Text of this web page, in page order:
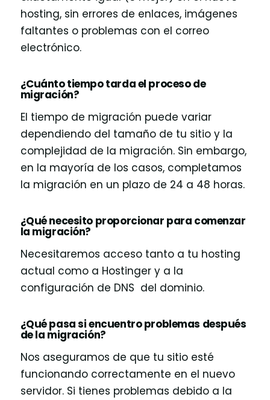
hosting, sin errores de enlaces, imágenes
faltantes o problemas con el correo
electrónico.
¿Cuánto tiempo tarda el proceso de
migración?
El tiempo de migración puede variar
dependiendo del tamaño de tu sitio y la
complejidad de la migración. Sin embargo,
en la mayoría de los casos, completamos
la migración en un plazo de 24 a 48 horas.
¿Qué necesito proporcionar para comenzar
la migración?
Necesitaremos acceso tanto a tu hosting
actual como a Hostinger y a la
configuración de DNS del dominio.
¿Qué pasa si encuentro problemas después
de la migración?
Nos aseguramos de que tu sitio esté
funcionando correctamente en el nuevo
servidor. Si tienes problemas debido a la